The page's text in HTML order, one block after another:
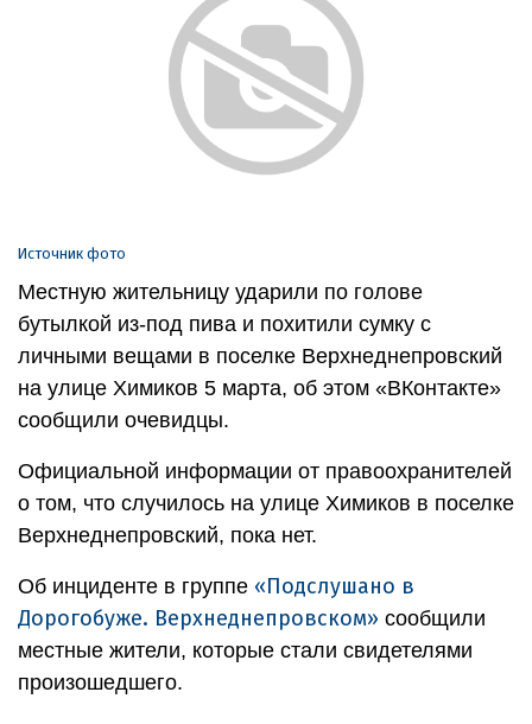
Источник фото
Местную жительницу ударили по голове
бутылкой из-под пива и похитили сумку с
личными вещами в поселке Верхнеднепровский
на улице Химиков 5 марта, об этом «ВКонтакте»
сообщили очевидцы.
Официальной информации от правоохранителей
о том, что случилось на улице Химиков в поселке
Верхнеднепровский, пока нет.
Об инциденте в группе «Подслушано в
Дорогобуже. Верхнеднепровском» сообщили
местные жители, которые стали свидетелями
произошедшего.